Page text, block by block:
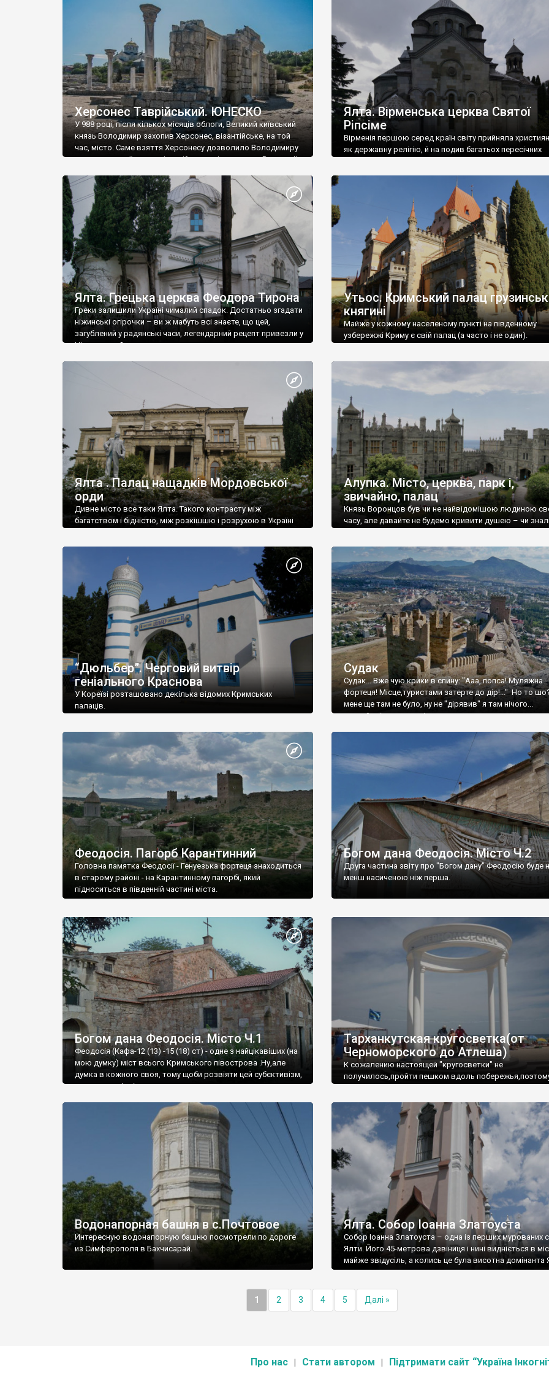
візантійської доби. Раритети викрадені з фондів об’єкту
культурної спадщини ЮНЕСКО «Херсонеса Таврійського».
Офіційно – на виставку «Золото Візантії», але експерти та
влада в Україні вважають це лише […]
називаються «повстяками» (postaki)…” “Вино. Крим
виробляє відмінне вино і його вдосталь: воно все
легке біле і дуже […]
Херсонес Таврійський. ЮНЕСКО
У 988 році, після кількох місяців облоги, Великий київський
князь Володимир захопив Херсонес, візантійське, на той
час, місто. Саме взяття Херсонесу дозволило Володимиру
диктувати свої умови візантійському імператору Василю ІІ,
Херсонесі Володимир-язичник, став Василем-
християнином. А потім було Хрещення Русі. На честь
Херсонесу Таврійського названо місто […]
Ялта. Вірменська церква Святої
Ріпсіме
Вірменія першою серед країн світу прийняла
як державну релігію, й на подив багатьох пересічних
Ялта. Грецька церква Феодора Тирона
Греки залишили Україні чималий спадок. Достатньо згадати
ніжинські огірочки – ви ж мабуть всі знаєте, що цей,
загублений у радянські часи, легендарний рецепт привезли у
Ніжин греки?
Утьос. Кримський палац
княгині
Майже у кожному населеному пункті на південному
узбережжі Криму є свій палац (а часто і не один).
Ялта . Палац нащадків Мордовської
орди
Дивне місто все таки Ялта. Такого контрасту між
багатством і бідністю, між розкішшю і розрухою в Україні
Алупка. Місто, церква, парк і,
звичайно, палац
Князь Воронцов був чи не найвідомішою людиною
часу, але давайте не будемо кривити душею – чи
“Дюльбер”. Черговий витвір
геніального Краснова
У Кореїзі розташовано декілька відомих Кримських
палаців.
Судак
Судак... Вже чую крики в спину: "Ааа, попса! Муляжна
фортеця! Місце,туристами затерте до дір!..." Но то
мене ще там не було, ну не "дірявив" я там нічого...
принаймні до цього літа.
Феодосія. Пагорб Карантинний
Головна памятка Феодосії - Генуезька фортеця знаходиться
в старому районі - на Карантинному пагорбі, який
підноситься в південній частині міста.
Богом дана Феодосія. Місто Ч.2
Друга частина звіту про "Богом дану" Феодосію буде
менш насиченою ніж перша.
Богом дана Феодосія. Місто Ч.1
Феодосія (Кафа-12 (13) -15 (18) ст) - одне з найцікавіших (на
мою думку) міст всього Кримського півострова .Ну,але
думка в кожного своя, тому щоби розвіяти цей субєктивізм,
запрошую відвідати це
Тарханкутская кругосветка(от
Черноморского до Атлеша)
К сожалению настоящей "кругосветки" не
получилось,пройти пешком вдоль
Водонапорная башня в с.Почтовое
Интересную водонапорную башню посмотрели по дороге
из Симферополя в Бахчисарай.
Ялта. Собор Іоанна Златоуста
Собор Іоанна Златоуста – одна із перших мурованих
Ялти. Його 45-метрова дзвіниця і нині видніється в
майже звідусіль, а колись це була висотна домінанта
1 2 3 4 5 Далі »
Про нас Стати автором Підтримати сайт “Україна